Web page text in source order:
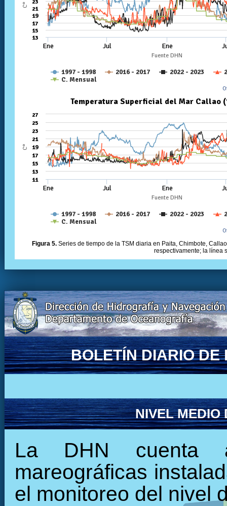
Figura 5. Series de tiempo de la TSM diaria en Paita, Chimbote,
respectivamente; la línea
BOLETÍN DIARIO DE
NIVEL MEDIO
La DHN cuenta
mareográficas
el monitoreo del nivel